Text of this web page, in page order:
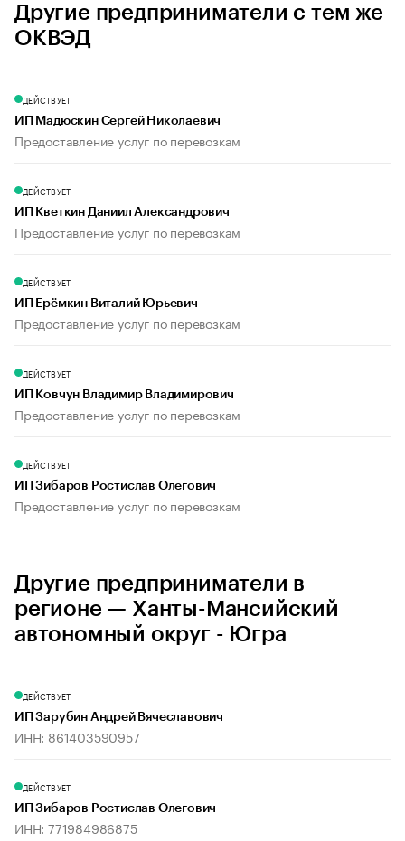
Другие предприниматели с тем же
ОКВЭД
ДЕЙСТВУЕТ
ИП Мадюскин Сергей Николаевич
Предоставление услуг по перевозкам
ДЕЙСТВУЕТ
ИП Кветкин Даниил Александрович
Предоставление услуг по перевозкам
ДЕЙСТВУЕТ
ИП Ерёмкин Виталий Юрьевич
Предоставление услуг по перевозкам
ДЕЙСТВУЕТ
ИП Ковчун Владимир Владимирович
Предоставление услуг по перевозкам
ДЕЙСТВУЕТ
ИП Зибаров Ростислав Олегович
Предоставление услуг по перевозкам
Другие предприниматели в
регионе — Ханты-Мансийский
автономный округ - Югра
ДЕЙСТВУЕТ
ИП Зарубин Андрей Вячеславович
ИНН: 861403590957
ДЕЙСТВУЕТ
ИП Зибаров Ростислав Олегович
ИНН: 771984986875